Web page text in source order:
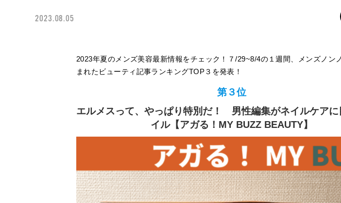
2023.08.05
2023年夏のメンズ美容最新情報をチェック！７/29~8/4の１週間、メンズノン
まれたビューティ記事ランキングTOP３を発表！
第３位
エルメスって、やっぱり特別だ！ 男性編集がネイルケアに
イル【アガる！MY BUZZ BEAUTY】